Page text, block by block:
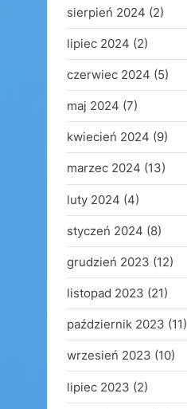
sierpień 2024 (2)
lipiec 2024 (2)
czerwiec 2024 (5)
maj 2024 (7)
kwiecień 2024 (9)
marzec 2024 (13)
luty 2024 (4)
styczeń 2024 (8)
grudzień 2023 (12)
listopad 2023 (21)
październik 2023 (11)
wrzesień 2023 (10)
lipiec 2023 (2)